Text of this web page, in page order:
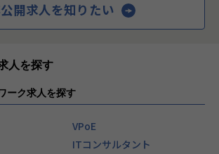
開求人を知りたい
人を探す
ーク求人を探す
VPoE
ITコンサルタント